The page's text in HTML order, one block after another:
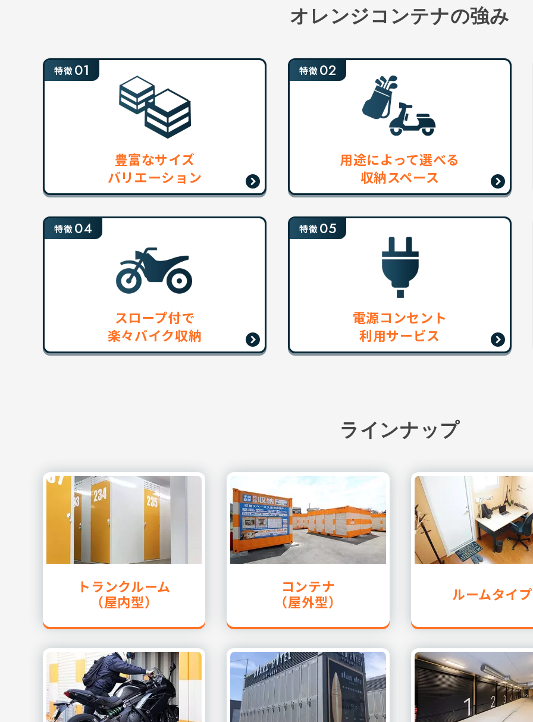
オレンジコンテナの強み
特徴01
豊富なサイズ
バリエーション
特徴02
用途によって選べる
収納スペース
特徴04
スロープ付で
楽々バイク収納
特徴05
電源コンセント
利用サービス
ラインナップ
トランクルーム
（屋内型）
コンテナ
（屋外型）
ルームタイプ